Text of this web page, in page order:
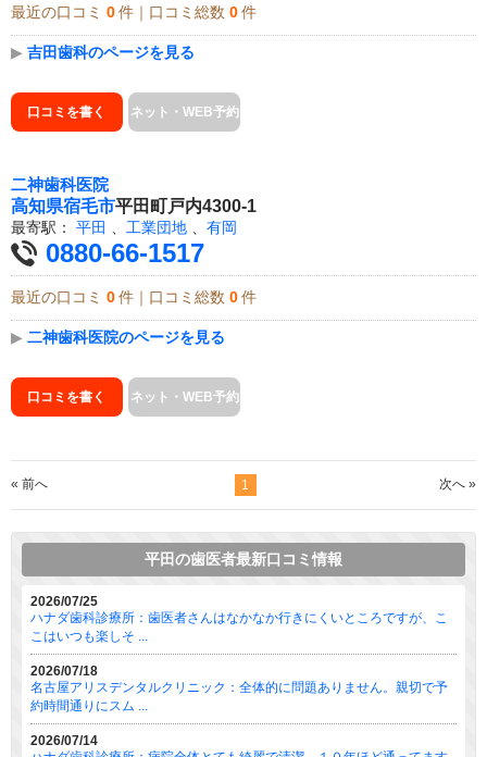
最近の口コミ 0 件｜口コミ総数 0 件
▶ 吉田歯科のページを見る
口コミを書く ネット・WEB予約
二神歯科医院
高知県宿毛市平田町戸内4300-1
最寄駅： 平田 工業団地 有岡
0880-66-1517
最近の口コミ 0 件｜口コミ総数 0 件
▶ 二神歯科医院のページを見る
口コミを書く ネット・WEB予約
« 前へ 1 次へ »
平田の歯医者最新口コミ情報
2026/07/25
ハナダ歯科診療所：歯医者さんはなかなか行きにくいところですが、こ
こはいつも楽しそ ...
2026/07/18
名古屋アリスデンタルクリニック：全体的に問題ありません。親切で予
約時間通りにスム ...
2026/07/14